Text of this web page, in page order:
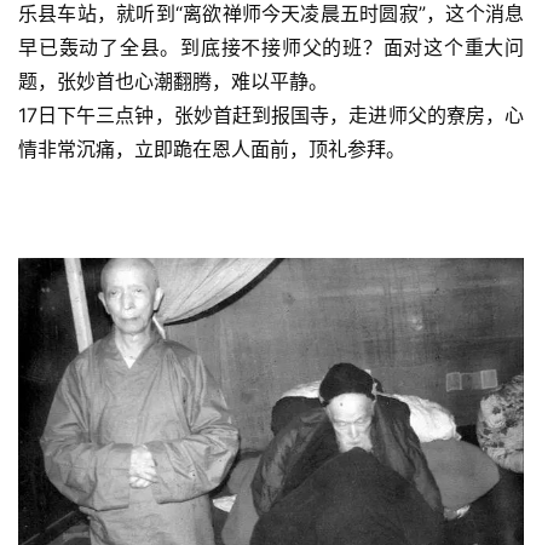
乐县车站，就听到“离欲禅师今天凌晨五时圆寂”，这个消息
早已轰动了全县。到底接不接师父的班？面对这个重大问
题，张妙首也心潮翻腾，难以平静。
17日下午三点钟，张妙首赶到报国寺，走进师父的寮房，心
情非常沉痛，立即跪在恩人面前，顶礼参拜。